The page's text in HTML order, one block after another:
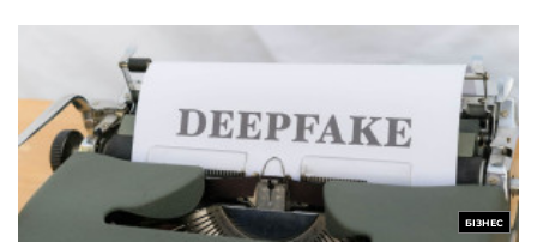
БІЗНЕС